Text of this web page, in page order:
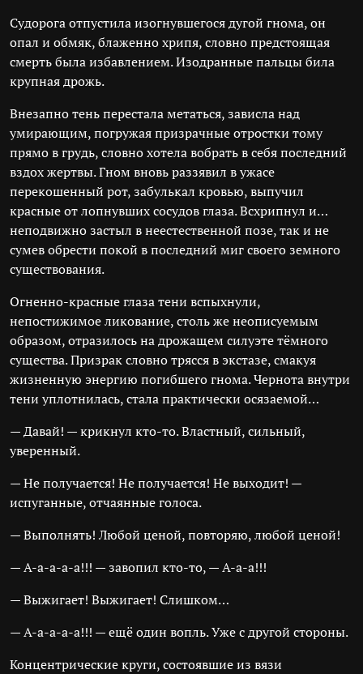
Судорога отпустила изогнувшегося дугой гнома, он
опал и обмяк, блаженно хрипя, словно предстоящая
смерть была избавлением. Изодранные пальцы била
крупная дрожь.
Внезапно тень перестала метаться, зависла над
умирающим, погружая призрачные отростки тому
прямо в грудь, словно хотела вобрать в себя последний
вздох жертвы. Гном вновь раззявил в ужасе
перекошенный рот, забулькал кровью, выпучил
красные от лопнувших сосудов глаза. Всхрипнул и…
неподвижно застыл в неестественной позе, так и не
сумев обрести покой в последний миг своего земного
существования.
Огненно-красные глаза тени вспыхнули,
непостижимое ликование, столь же неописуемым
образом, отразилось на дрожащем силуэте тёмного
существа. Призрак словно трясся в экстазе, смакуя
жизненную энергию погибшего гнома. Чернота внутри
тени уплотнилась, стала практически осязаемой…
— Давай! — крикнул кто-то. Властный, сильный,
уверенный.
— Не получается! Не получается! Не выходит! —
испуганные, отчаянные голоса.
— Выполнять! Любой ценой, повторяю, любой ценой!
— А-а-а-а-а!!! — завопил кто-то, — А-а-а!!!
— Выжигает! Выжигает! Слишком…
— А-а-а-а-а!!! — ещё один вопль. Уже с другой стороны.
Концентрические круги, состоявшие из вязи